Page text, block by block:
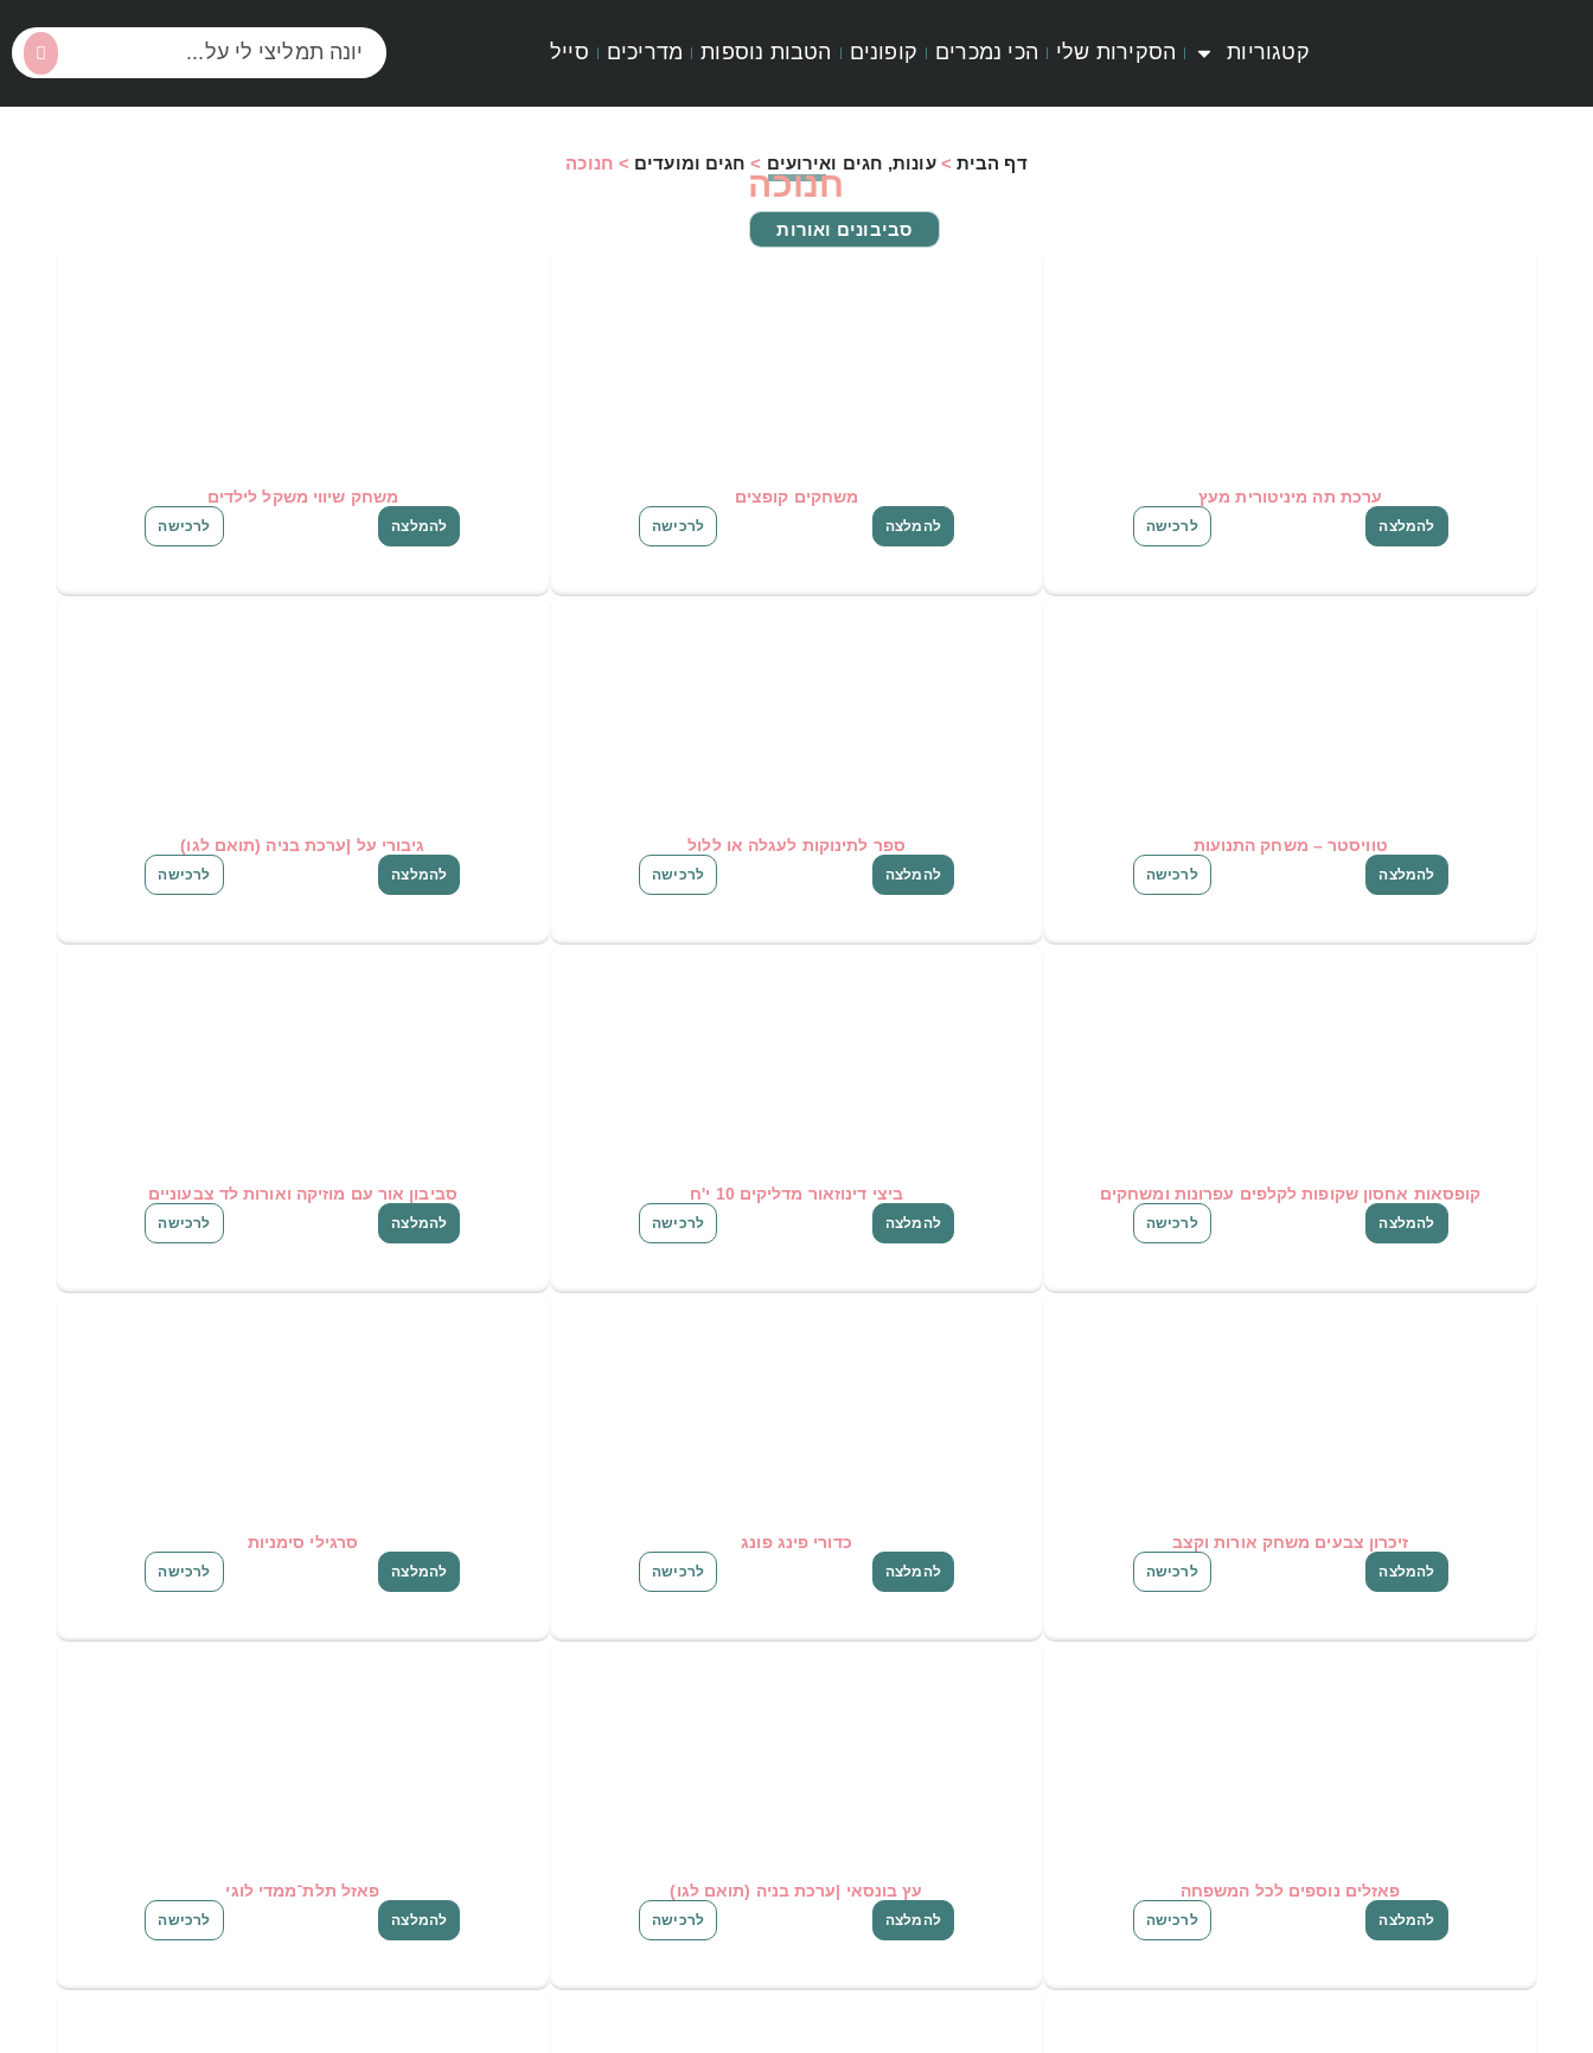
קטגוריות הסקירות שלי הכי נמכרים קופונים הטבות נוספות מדריכים סייל
דף הבית >עונות, חגים ואירועים > חגים ומועדים > חנוכה
חנוכה
סביבונים ואורות
ערכת תה מיניטורית מעץ
להמלצה לרכישה
משחקים קופצים
להמלצה לרכישה
משחק שיווי משקל לילדים
להמלצה לרכישה
טוויסטר – משחק התנועות
להמלצה לרכישה
ספר לתינוקות לעגלה או ללול
להמלצה לרכישה
גיבורי על |ערכת בניה (תואם לגו)
להמלצה לרכישה
קופסאות אחסון שקופות לקלפים עפרונות ומשחקים
להמלצה לרכישה
ביצי דינוזאור מדליקים 10 י'ח
להמלצה לרכישה
סביבון אור עם מוזיקה ואורות לד צבעוניים
להמלצה לרכישה
זיכרון צבעים משחק אורות וקצב
להמלצה לרכישה
כדורי פינג פונג
להמלצה לרכישה
סרגילי סימניות
להמלצה לרכישה
פאזלים נוספים לכל המשפחה
להמלצה לרכישה
עץ בונסאי |ערכת בניה (תואם לגו)
להמלצה לרכישה
פאזל תלת־ממדי לוגי
להמלצה לרכישה